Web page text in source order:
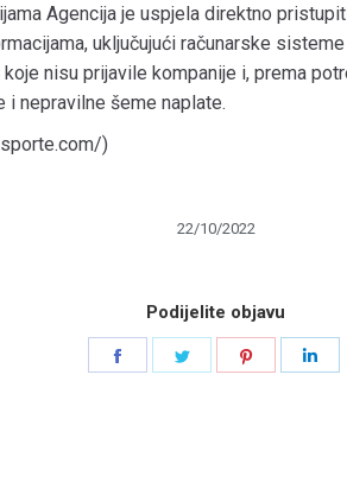
Agencija je uspjela direktno
uključujući računarske
nisu prijavile kompanije i, prema
nepravilne šeme naplate.
)
22/10/2022
Podijelite objavu
Share